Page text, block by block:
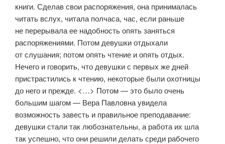
книги. Сделав свои распоряжения, она принималась
читать вслух, читала полчаса, час, если раньше
не перерывала ее надобность опять заняться
распоряжениями. Потом девушки отдыхали
от слушания; потом опять чтение и опять отдых.
Нечего и говорить, что девушки с первых же дней
пристрастились к чтению, некоторые были охотницы
до него и прежде. <…> Потом — это было очень
большим шагом — Вера Павловна увидела
возможность завесть и правильное преподавание:
девушки стали так любознательны, а работа их шла
так успешно, что они решили делать среди рабочего